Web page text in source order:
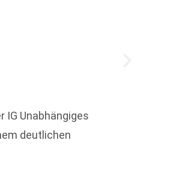
IG Unabhängiges
deutlichen